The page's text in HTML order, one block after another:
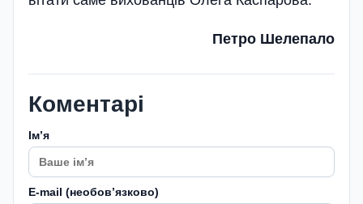
Петро Шелепало
Коментарі
Імʼя
E-mail (необовʼязково)